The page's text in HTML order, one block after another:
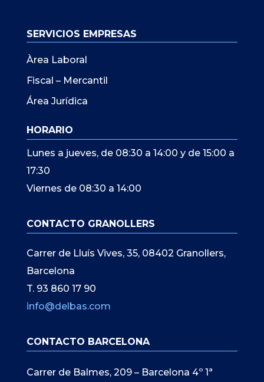
SERVICIOS EMPRESAS
Àrea Laboral
Fiscal – Mercantil
Área Jurídica
HORARIO
Lunes a jueves, de 08:30 a 14:00 y de 15:00 a
17:30
Viernes de 08:30 a 14:00
CONTACTO GRANOLLERS
Carrer de Lluís Vives, 35, 08402 Granollers,
Barcelona
T. 93 860 17 90
info@delbas.com
CONTACTO BARCELONA
Carrer de Balmes, 209 – Barcelona 4º 1ª